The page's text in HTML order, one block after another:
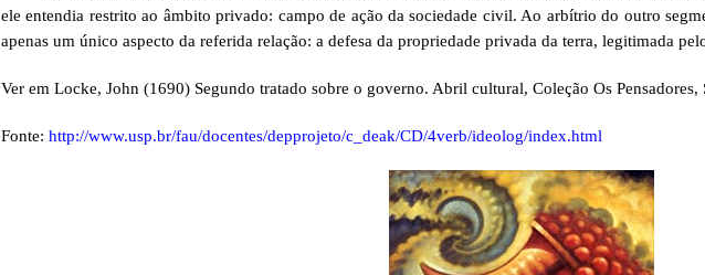
ele entendia restrito ao âmbito privado: campo de ação da sociedade civil. Ao arbítrio do outro
apenas um único aspecto da referida relação: a defesa da propriedade privada da terra, legitimada
Ver em Locke, John (1690) Segundo tratado sobre o governo. Abril cultural, Coleção Os Pensadores,
Fonte: http://www.usp.br/fau/docentes/depprojeto/c_deak/CD/4verb/ideolog/index.html